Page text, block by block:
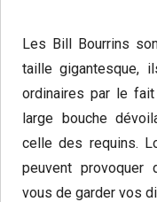
Les Bill Bourrins
taille gigantesque,
ordinaires par le
large bouche
celle des requins.
peuvent provoquer
vous de garder vos